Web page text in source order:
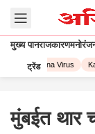
मुख्य पानराजकारण
ट्रेंड
Corona Virus
मुंबईत थार